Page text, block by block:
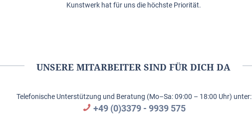
Kunstwerk hat für uns die höchste Priorität.
UNSERE MITARBEITER SIND FÜR DICH DA
Telefonische Unterstützung und Beratung (Mo–Sa: 09:00 – 18:00 Uhr) unter:
+49 (0)3379 - 9939 575